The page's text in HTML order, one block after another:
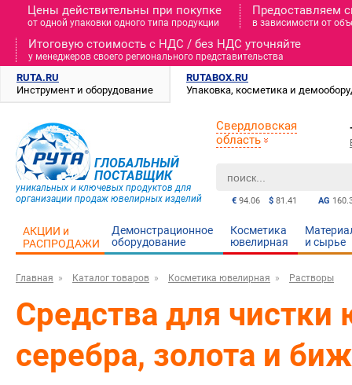
Цены действительны при покупке
от одной упаковки одного типа продукции
Предоставляем
в зависимости от
Итоговую стоимость c НДС / без НДС уточняйте
у менеджеров своего регионального представительства
RUTA.RU
Инструмент и оборудование
RUTABOX.RU
Упаковка, косметика и
ГЛОБАЛЬНЫЙ
ПОСТАВЩИК
уникальных и ключевых продуктов для
организации продаж ювелирных изделий
AG
€ 94.06 $ 81.41
Свердловская
область
АКЦИИ и
РАСПРОДАЖИ
Демонстрационное
оборудование
Косметика
ювелирная
и cырье
Главная Каталог товаров Косметика ювелирная Растворы
Средства для
серебра, золота и